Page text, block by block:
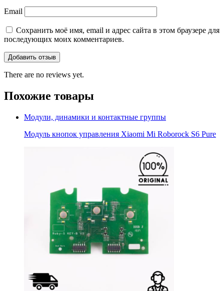
Email
Сохранить моё имя, email и адрес сайта в этом браузере для
последующих моих комментариев.
There are no reviews yet.
Похожие товары
Модули, динамики и контактные группы
Модуль кнопок управления Xiaomi Mi Roborock S6 Pure